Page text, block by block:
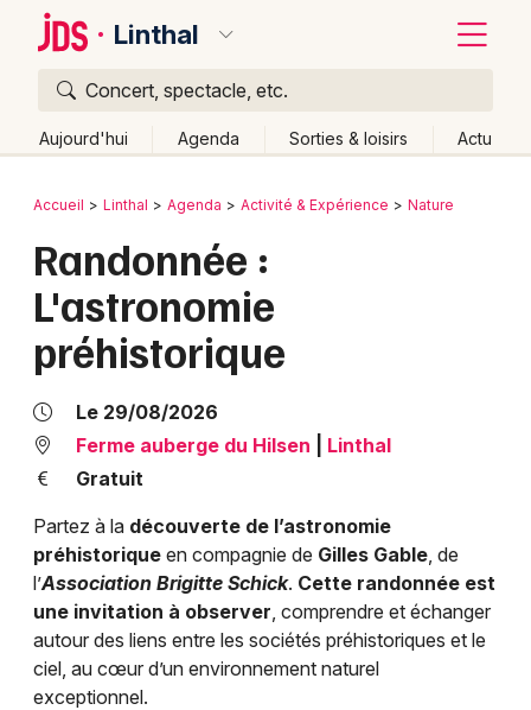
Linthal
Concert, spectacle, etc.
Aujourd'hui Agenda Sorties & loisirs Actu
Publier un événement
Grands événements
Activité & Expérience
Manifestations
Foires & salons
Spectacles
Concerts
Sports
Bordeaux
Colmar
Lille
Marseille
Mulhouse
Montpellier
Nantes
Nice
Paris
Retour
Accueil Linthal Agenda Activité & Expérience Nature
Randonnée :
L'astronomie
préhistorique
Le 29/08/2026
Ferme auberge du Hilsen
Linthal
Gratuit
Partez à la découverte de l’astronomie
préhistorique en compagnie de Gilles Gable, de
l’Association Brigitte Schick. Cette randonnée est
une invitation à observer, comprendre et échanger
autour des liens entre les sociétés préhistoriques et le
ciel, au cœur d’un environnement naturel
exceptionnel.
Quoi ?
Où ?
Près de moi
Changer de lieu
Quand ?
Aujourd'hui
Demain Ce week-end